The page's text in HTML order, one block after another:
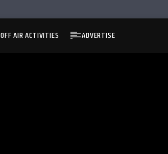
OFF AIR ACTIVITIES ADVERTISE